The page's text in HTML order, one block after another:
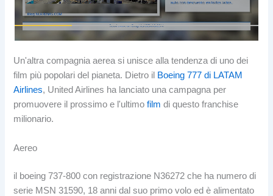
Un'altra compagnia aerea si unisce alla tendenza di uno dei
film più popolari del pianeta. Dietro il Boeing 777 di LATAM
Airlines, United Airlines ha lanciato una campagna per
promuovere il prossimo e l'ultimofilm di questo franchise
milionario.
Aereo
il boeing 737-800 con registrazione N36272 che ha numero di
serie MSN 31590, 18 anni dal suo primo volo ed è alimentato